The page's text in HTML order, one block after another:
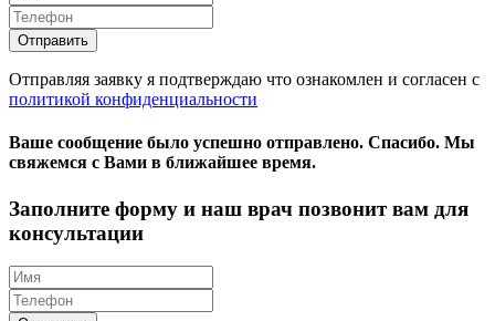
Отправляя заявку я подтверждаю что ознакомлен и согласен с
политикой конфиденциальности
Ваше сообщение было успешно отправлено. Спасибо. Mы
свяжемся с Вами в ближайшее время.
Заполните форму и наш врач позвонит вам для
консультации